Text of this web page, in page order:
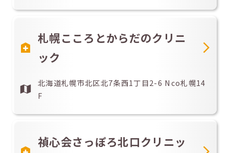
札幌こころとからだのクリニ
ック
北海道札幌市北区北7条西1丁目2-6 Nco札幌14
F
禎心会さっぽろ北口クリニッ